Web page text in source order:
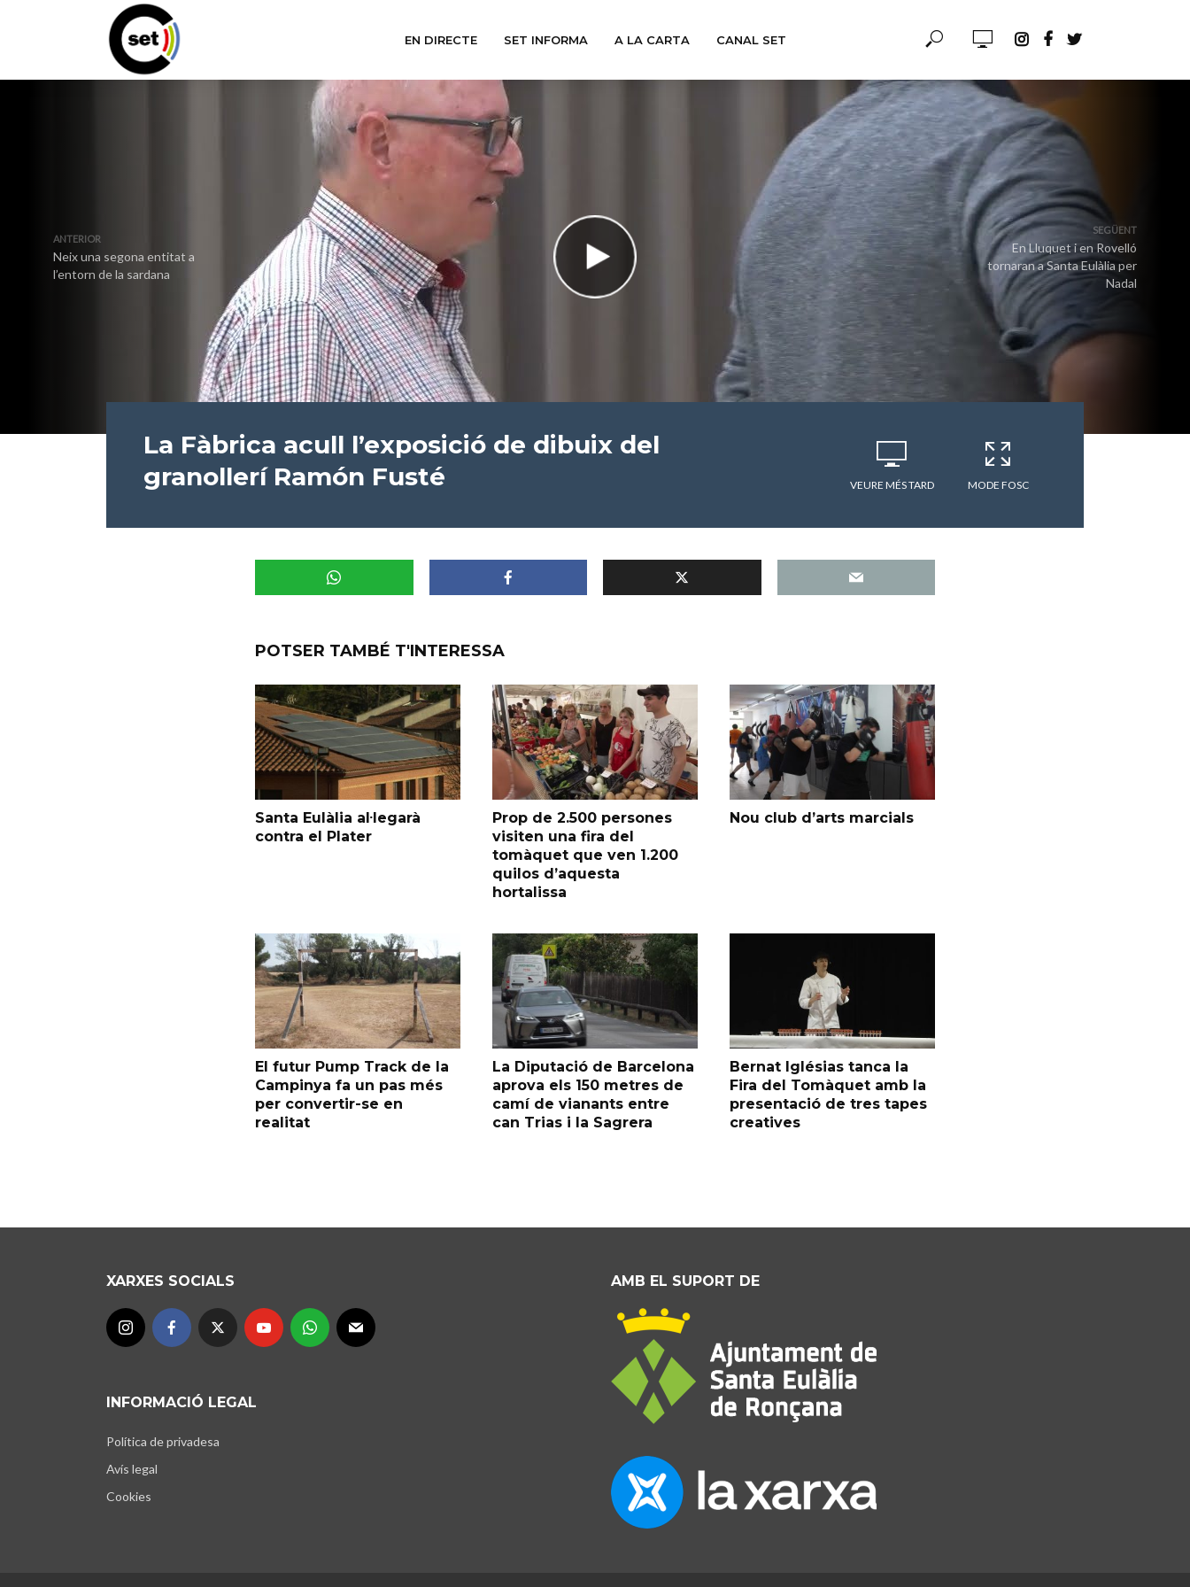
EN DIRECTE SET INFORMA A LA CARTA CANAL SET
ANTERIOR
Neix una segona entitat a
l’entorn de la sardana
SEGÜENT
En Lluquet i en Rovelló
tornaran a Santa Eulàlia per
Nadal
La Fàbrica acull l’exposició de dibuix del
granollerí Ramón Fusté
VEURE MÉS TARD MODE FOSC
POTSER TAMBÉ T'INTERESSA
Santa Eulàlia al·legarà
contra el Plater
Prop de 2.500 persones
visiten una fira del
tomàquet que ven 1.200
quilos d’aquesta
hortalissa
Nou club d’arts marcials
El futur Pump Track de la
Campinya fa un pas més
per convertir-se en
realitat
La Diputació de Barcelona
aprova els 150 metres de
camí de vianants entre
can Trias i la Sagrera
Bernat Iglésias tanca la
Fira del Tomàquet amb la
presentació de tres tapes
creatives
XARXES SOCIALS
INFORMACIÓ LEGAL
Política de privadesa
Avís legal
Cookies
AMB EL SUPORT DE